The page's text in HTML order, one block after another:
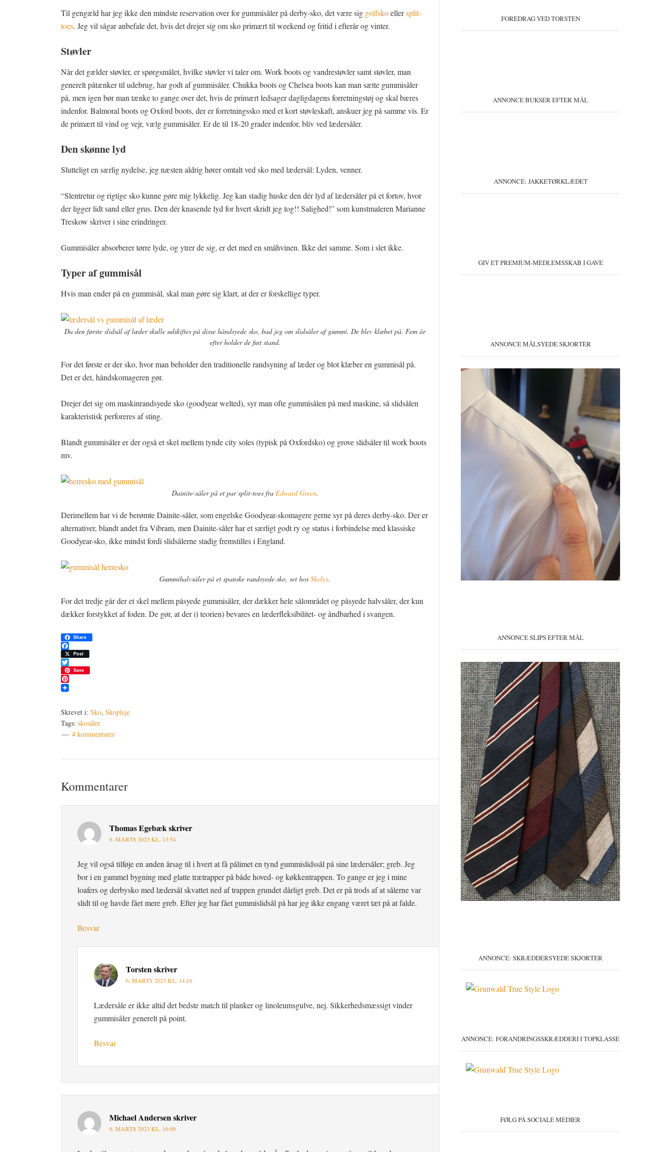
Til gengæld har jeg ikke den mindste reservation over for gummisåler på derby-sko, det være sig golfskoellersplit-
toes. Jeg vil sågar anbefale det, hvis det drejer sig om sko primært til weekend og fritid i efterår og vinter.
Støvler
Når det gælder støvler, er spørgsmålet, hvilke støvler vi taler om. Work boots og vandrestøvler samt støvler, man
generelt påtænker til udebrug, har godt af gummisåler. Chukka boots og Chelsea boots kan man sætte gummisåler
på, men igen bør man tænke to gange over det, hvis de primært ledsager dagligdagens forretningstøj og skal bæres
indenfor. Balmoral boots og Oxford boots, der er forretningssko med et kort støvleskaft, anskuer jeg på samme vis. Er
de primært til vind og vejr, vælg gummisåler. Er de til 18-20 grader indenfor, bliv ved lædersåler.
Den skønne lyd
Slutteligt en særlig nydelse, jeg næsten aldrig hører omtalt ved sko med lædersål: Lyden, venner.
“Slentretur og rigtige sko kunne gøre mig lykkelig. Jeg kan stadig huske den dér lyd af lædersåler på et fortov, hvor
der ligger lidt sand eller grus. Den dér knasende lyd for hvert skridt jeg tog!! Salighed!” som kunstmaleren Marianne
Treskow skriver i sine erindringer.
Gummisåler absorberer tørre lyde, og ytrer de sig, er det med en småhvinen. Ikke det samme. Som i slet ikke.
Typer af gummisål
Hvis man ender på en gummisål, skal man gøre sig klart, at der er forskellige typer.
Da den første slidsål af læder skulle udskiftes på disse håndsyede sko, bad jeg om slidsåler af gummi. De blev klæbet på. Fem år
efter holder de fint stand.
For det første er der sko, hvor man beholder den traditionelle randsyning af læder og blot klæber en gummisål på.
Det er det, håndskomageren gør.
Drejer det sig om maskinrandsyede sko (goodyear welted), syr man ofte gummisålen på med maskine, så slidsålen
karakteristisk perforeres af sting.
Blandt gummisåler er der også et skel mellem tynde city soles (typisk på Oxfordsko) og grove slidsåler til work boots
mv.
Dainite-såler på et par split-toes fra Edward Green.
Derimellem har vi de berømte Dainite-såler, som engelske Goodyear-skomagere gerne syr på deres derby-sko. Der er
alternativer, blandt andet fra Vibram, men Dainite-såler har et særligt godt ry og status i forbindelse med klassiske
Goodyear-sko, ikke mindst fordi slidsålerne stadig fremstilles i England.
Gummihalvsåler på et spanske randsyede sko, set hos Skolyx.
For det tredje går der et skel mellem påsyede gummisåler, der dækker hele sålområdet og påsyede halvsåler, der kun
dækker forstykket af foden. De gør, at der (i teorien) bevares en læderfleksibilitet- og åndbarhed i svangen.
Share
Facebook
Post
Twitter
Save
Pinterest
Skrevet i: Sko, Skopleje
Tags: skosåler
4 kommentarer
Kommentarer
Thomas Egebækskriver
6. MARTS 2023 KL. 13:54
Jeg vil også tilføje en anden årsag til i hvert at få pålimet en tynd gummislidssål på sine lædersåler; greb. Jeg
bor i en gammel bygning med glatte trætrapper på både hoved- og køkkentrappen. To gange er jeg i mine
loafers og derbysko med lædersål skvattet ned af trappen grundet dårligt greb. Det er på trods af at sålerne var
slidt til og havde fået mere greb. Efter jeg har fået gummislidsål på har jeg ikke engang været tæt på at falde.
Besvar
Torstenskriver
6. MARTS 2023 KL. 14:16
Lædersåle er ikke altid det bedste match til planker og linoleumsgulve, nej. Sikkerhedsmæssigt vinder
gummisåler generelt på point.
Besvar
Michael Andersenskriver
6. MARTS 2023 KL. 16:00
FOREDRAG VED TORSTEN
ANNONCE BUKSER EFTER MÅL
ANNONCE: JAKKETØRKLÆDET
GIV ET PREMIUM-MEDLEMSSKAB I GAVE
ANNONCE MÅLSYEDE SKJORTER
ANNONCE SLIPS EFTER MÅL
ANNONCE: SKRÆDDERSYEDE SKJORTER
ANNONCE: FORANDRINGSSKRÆDDERI I TOPKLASSE
FØLG PÅ SOCIALE MEDIER